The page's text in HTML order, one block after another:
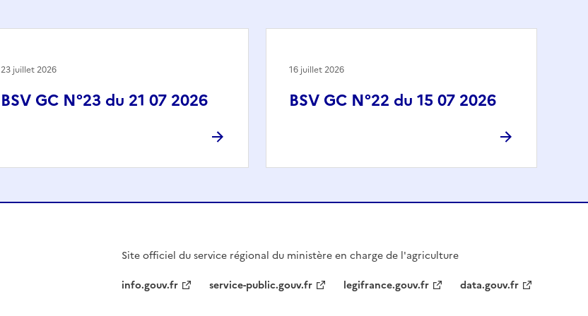
BSV GC N°23 du 21 07 2026
23 juillet 2026
BSV GC N°22 du 15 07 2026
16 juillet 2026
Site officiel du service régional du ministère en charge de l'agriculture
info.gouv.fr
service-public.gouv.fr legifrance.gouv.fr data.gouv.fr